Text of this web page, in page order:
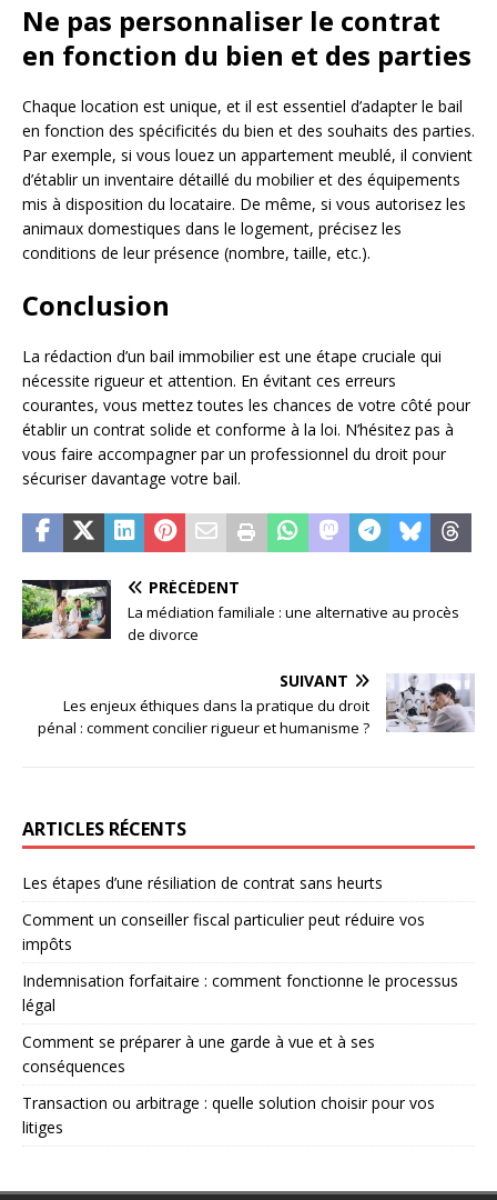
Ne pas personnaliser le contrat
en fonction du bien et des parties
Chaque location est unique, et il est essentiel d’adapter le bail
en fonction des spécificités du bien et des souhaits des parties.
Par exemple, si vous louez un appartement meublé, il convient
d’établir un inventaire détaillé du mobilier et des équipements
mis à disposition du locataire. De même, si vous autorisez les
animaux domestiques dans le logement, précisez les
conditions de leur présence (nombre, taille, etc.).
Conclusion
La rédaction d’un bail immobilier est une étape cruciale qui
nécessite rigueur et attention. En évitant ces erreurs
courantes, vous mettez toutes les chances de votre côté pour
établir un contrat solide et conforme à la loi. N’hésitez pas à
vous faire accompagner par un professionnel du droit pour
sécuriser davantage votre bail.
PRÉCÉDENT
La médiation familiale : une alternative au procès
de divorce
SUIVANT
Les enjeux éthiques dans la pratique du droit
pénal : comment concilier rigueur et humanisme ?
ARTICLES RÉCENTS
Les étapes d’une résiliation de contrat sans heurts
Comment un conseiller fiscal particulier peut réduire vos
impôts
Indemnisation forfaitaire : comment fonctionne le processus
légal
Comment se préparer à une garde à vue et à ses
conséquences
Transaction ou arbitrage : quelle solution choisir pour vos
litiges